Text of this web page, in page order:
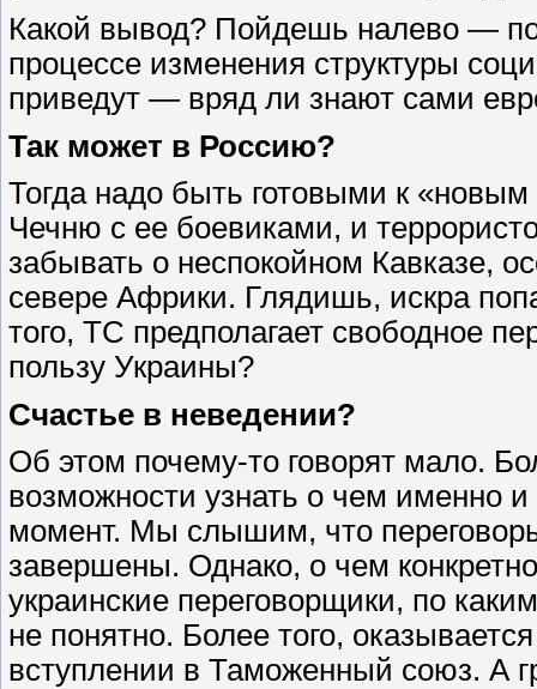
Какой вывод? Пойдешь налево —
процессе изменения структуры
приведут — вряд ли знают сами
Так может в Россию?
Тогда надо быть готовыми к
Чечню с ее боевиками, и
забывать о неспокойном Кавказе,
севере Африки. Глядишь, искра
того, ТС предполагает свободное
пользу Украины?
Счастье в неведении?
Об этом почему-то говорят мало.
возможности узнать о чем именно
момент. Мы слышим, что
завершены. Однако, о чем
украинские переговорщики, по
не понятно. Более того,
вступлении в Таможенный союз. А